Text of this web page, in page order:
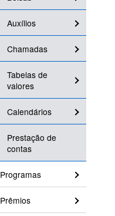
Auxílios
Chamadas
Tabelas de
valores
Calendários
Prestação de
contas
Programas
Prêmios